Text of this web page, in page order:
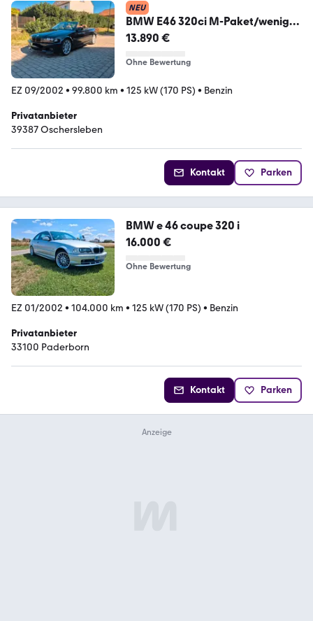
NEU
BMW E46 320ci M-Paket/wenig
KM/Braunes Leder
13.890 €
Ohne Bewertung
EZ 09/2002 • 99.800 km • 125 kW (170 PS) • Benzin
Privatanbieter
39387 Oschersleben
Kontakt Parken
BMW e 46 coupe 320 i
16.000 €
Ohne Bewertung
EZ 01/2002 • 104.000 km • 125 kW (170 PS) • Benzin
Privatanbieter
33100 Paderborn
Kontakt Parken